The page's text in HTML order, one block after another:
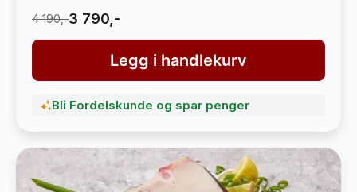
4 190,-3 790,-
Legg i handlekurv
Bli Fordelskunde og spar penger